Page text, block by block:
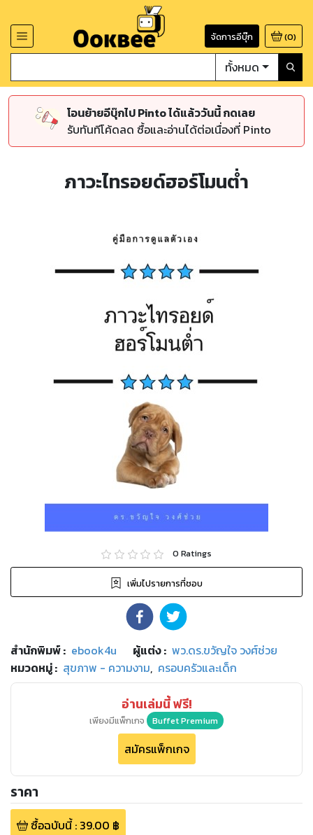
จัดการอีบุ๊ก (0)
ทั้งหมด
โอนย้ายอีบุ๊กไป Pinto ได้แล้ววันนี้ กดเลย
รับทันทีโค้ดลด ซื้อและอ่านได้ต่อเนื่องที่ Pinto
ภาวะไทรอยด์ฮอร์โมนต่ำ
0 Ratings
เพิ่มไปรายการที่ชอบ
สำนักพิมพ์: ebook4u ผู้แต่ง : พว.ดร.ขวัญใจ วงศ์ช่วย
หมวดหมู่: สุขภาพ - ความงาม, ครอบครัวและเด็ก
อ่านเล่มนี้ ฟรี!
เพียงมีแพ็กเกจ Buffet Premium
สมัครแพ็กเกจ
ราคา
ซื้อฉบับนี้: 39.00 ฿